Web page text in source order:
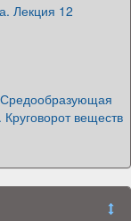
Лекция 12
Круговорот веществ